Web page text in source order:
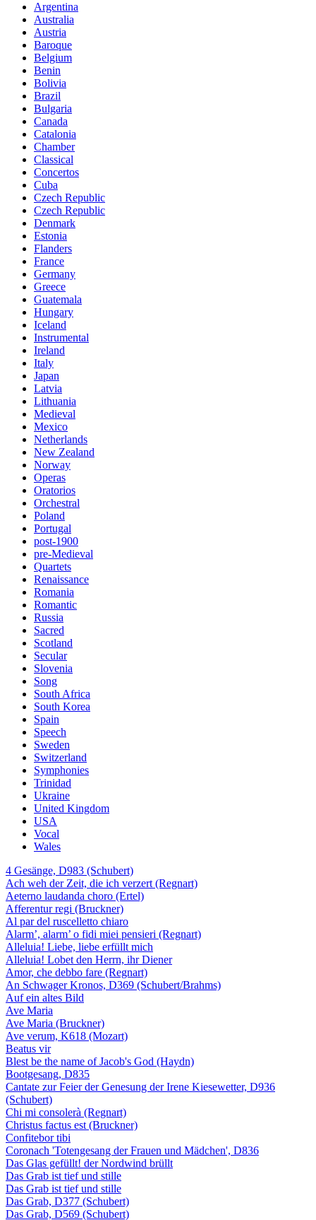
Argentina
Australia
Austria
Baroque
Belgium
Benin
Bolivia
Brazil
Bulgaria
Canada
Catalonia
Chamber
Classical
Concertos
Cuba
Czech Republic
Czech Republic
Denmark
Estonia
Flanders
France
Germany
Greece
Guatemala
Hungary
Iceland
Instrumental
Ireland
Italy
Japan
Latvia
Lithuania
Medieval
Mexico
Netherlands
New Zealand
Norway
Operas
Oratorios
Orchestral
Poland
Portugal
post-1900
pre-Medieval
Quartets
Renaissance
Romania
Romantic
Russia
Sacred
Scotland
Secular
Slovenia
Song
South Africa
South Korea
Spain
Speech
Sweden
Switzerland
Symphonies
Trinidad
Ukraine
United Kingdom
USA
Vocal
Wales
4 Gesänge, D983 (Schubert)
Ach weh der Zeit, die ich verzert (Regnart)
Aeterno laudanda choro (Ertel)
Afferentur regi (Bruckner)
Al par del ruscelletto chiaro
Alarm’, alarm’ o fidi miei pensieri (Regnart)
Alleluia! Liebe, liebe erfüllt mich
Alleluia! Lobet den Herrn, ihr Diener
Amor, che debbo fare (Regnart)
An Schwager Kronos, D369 (Schubert/Brahms)
Auf ein altes Bild
Ave Maria
Ave Maria (Bruckner)
Ave verum, K618 (Mozart)
Beatus vir
Blest be the name of Jacob's God (Haydn)
Bootgesang, D835
Cantate zur Feier der Genesung der Irene Kiesewetter, D936
(Schubert)
Chi mi consolerà (Regnart)
Christus factus est (Bruckner)
Confitebor tibi
Coronach 'Totengesang der Frauen und Mädchen', D836
Das Glas gefüllt! der Nordwind brüllt
Das Grab ist tief und stille
Das Grab ist tief und stille
Das Grab, D377 (Schubert)
Das Grab, D569 (Schubert)